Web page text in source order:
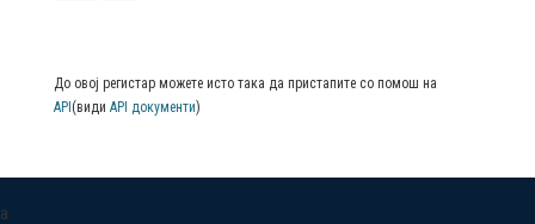
До овој регистар можете исто така да пристапите со помош на
API (види API документи)
a